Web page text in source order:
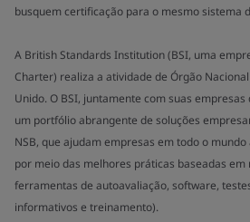
busquem certificação para o mesmo sistema
A British Standards Institution (BSI, uma
Charter) realiza a atividade de Órgão
Unido. O BSI, juntamente com suas
um portfólio abrangente de soluções
NSB, que ajudam empresas em todo o
por meio das melhores práticas baseadas
ferramentas de autoavaliação, software,
informativos e treinamento).